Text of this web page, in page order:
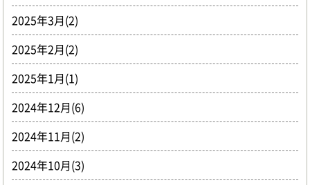
2025年3月(2)
2025年2月(2)
2025年1月(1)
2024年12月(6)
2024年11月(2)
2024年10月(3)